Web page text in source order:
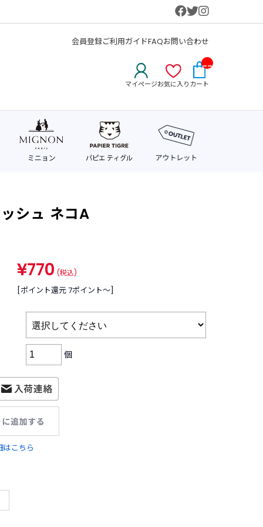
会員登録ご利用ガイドFAQお問い合わせ
マイページお気に入りカート
__
M_
T_
シュ ネコA
¥770 (税込)
[ポイント還元 7ポイント〜]
個
はこちら